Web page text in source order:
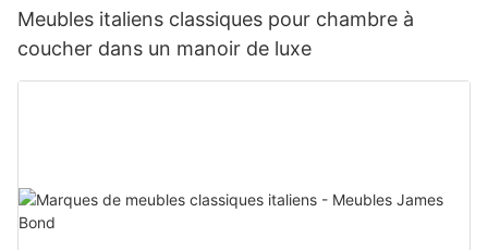
Meubles italiens classiques pour chambre à
coucher dans un manoir de luxe